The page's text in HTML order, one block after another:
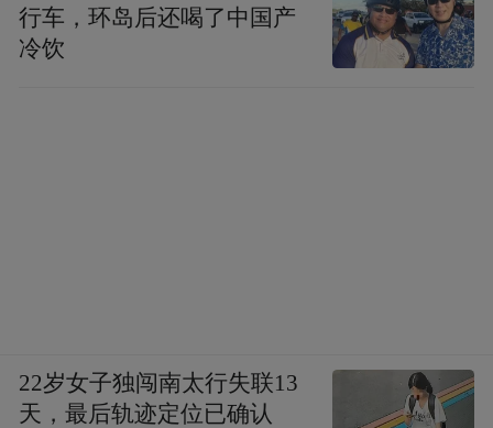
行车，环岛后还喝了中国产
冷饮
22岁女子独闯南太行失联13
天，最后轨迹定位已确认